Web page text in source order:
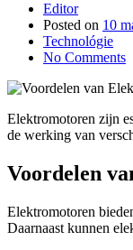
Editor
Posted on 10
Technológie
No Comments
Elektromotoren zijn
de werking van
Voordelen
Elektromotoren
Daarnaast kunnen